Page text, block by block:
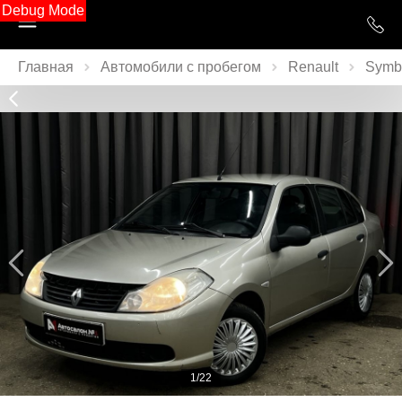
Debug Mode
Главная Автомобили с пробегом Renault
1/22